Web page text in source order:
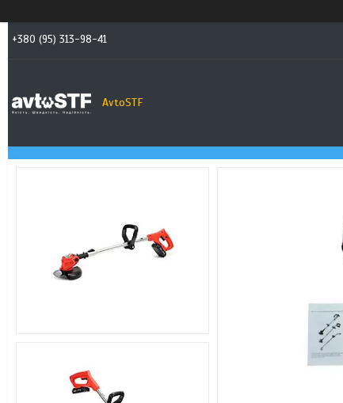
+380 (95) 313-98-41
AvtoSTF